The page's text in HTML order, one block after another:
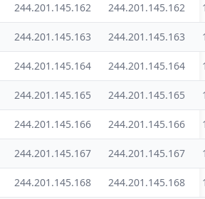
244.201.145.162 244.201.145.162
244.201.145.163 244.201.145.163
244.201.145.164 244.201.145.164
244.201.145.165 244.201.145.165
244.201.145.166 244.201.145.166
244.201.145.167 244.201.145.167
244.201.145.168 244.201.145.168